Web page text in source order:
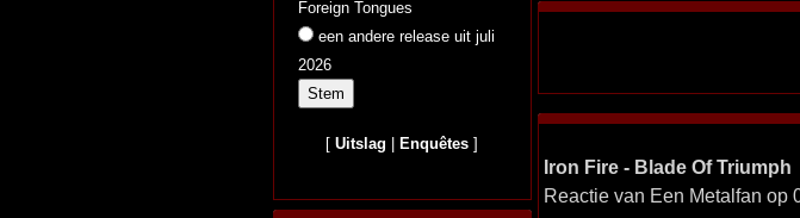
Foreign Tongues
een andere release uit juli
2026
[Uitslag Enquêtes ]
Iron Fire - Blade Of Triumph
Reactie van Een Metalfan op